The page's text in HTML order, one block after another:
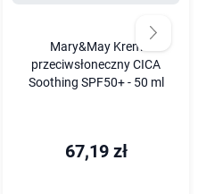
Mary&May Krem
przeciwsłoneczny CICA
Soothing SPF50+ - 50 ml
67,19 zł